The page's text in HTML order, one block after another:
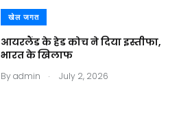
खेल जगत
आयरलैंड के हेड कोच ने दिया इस्तीफा,
भारत के खिलाफ
Byadmin . July 2, 2026